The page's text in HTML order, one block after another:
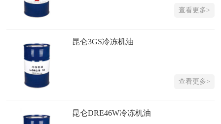
查看更多>
昆仑3GS冷冻机油
查看更多>
昆仑DRE46W冷冻机油